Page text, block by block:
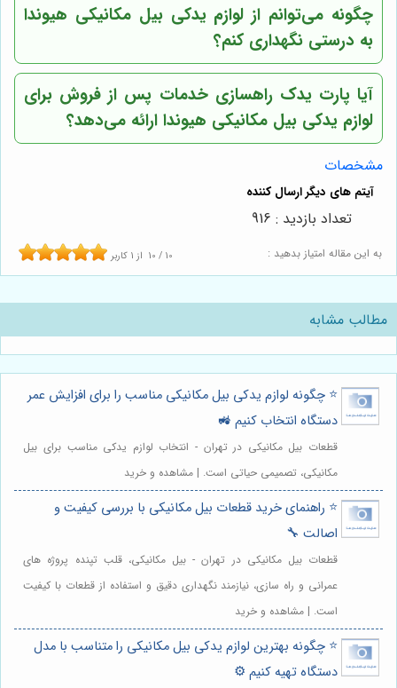
چگونه می‌توانم از لوازم یدکی بیل مکانیکی هیوندا
به درستی نگهداری کنم؟
آیا پارت یدک راهسازی خدمات پس از فروش برای
لوازم یدکی بیل مکانیکی هیوندا ارائه می‌دهد؟
مشخصات
به این مقاله امتیاز بدهید : 10 / 10 از 1 کاربر
تعداد بازدید : 916
مطالب مشابه
⭐️ چگونه لوازم یدکی بیل مکانیکی مناسب را برای افزایش عمر
دستگاه انتخاب کنیم 🚜
قطعات بیل مکانیکی در تهران - انتخاب لوازم یدکی مناسب برای بیل
مکانیکی، تصمیمی حیاتی است. | مشاهده و خرید
⭐️ راهنمای خرید قطعات بیل مکانیکی با بررسی کیفیت و
اصالت 🔧
قطعات بیل مکانیکی در تهران - بیل مکانیکی، قلب تپنده پروژه های
عمرانی و راه سازی، نیازمند نگهداری دقیق و استفاده از قطعات با کیفیت
است. | مشاهده و خرید
⭐️ چگونه بهترین لوازم یدکی بیل مکانیکی را متناسب با مدل
دستگاه تهیه کنیم ⚙️